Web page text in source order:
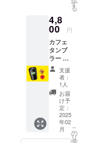
供時期
は制作
状況に
より遅
延する
可能性
があり
ます。
際の商
品とは
デザイ
ン、色
味、仕
様が異
なる場
合があ
りま
す。 ※
リター
ンの提
供時期
は制作
の進行
に強め
BURGE
RMAN
をデザ
インし
まし
た。 素
材 PP
シリコ
ンゴム
容量
350ml
アクリ
ルク
リップ
パッジ
BURGE
す
る
4,8
00 円
カフェ
タンブ
ラー &
アクリ
ルク
リップ
バッジ
カフェ
タンブ
ラー
BLACK
2層構造
で保温
支援
者：
1人
お届
け予
定：
2025
年02
月
こ
の
リ